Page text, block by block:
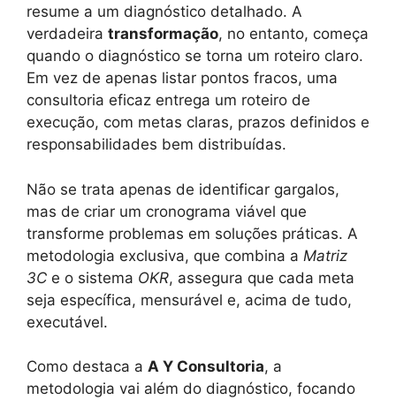
resume a um diagnóstico detalhado. A
verdadeira transformação, no entanto, começa
quando o diagnóstico se torna um roteiro claro.
Em vez de apenas listar pontos fracos, uma
consultoria eficaz entrega um roteiro de
execução, com metas claras, prazos definidos e
responsabilidades bem distribuídas.
Não se trata apenas de identificar gargalos,
mas de criar um cronograma viável que
transforme problemas em soluções práticas. A
metodologia exclusiva, que combina a Matriz
3C e o sistema OKR, assegura que cada meta
seja específica, mensurável e, acima de tudo,
executável.
Como destaca a A Y Consultoria, a
metodologia vai além do diagnóstico, focando